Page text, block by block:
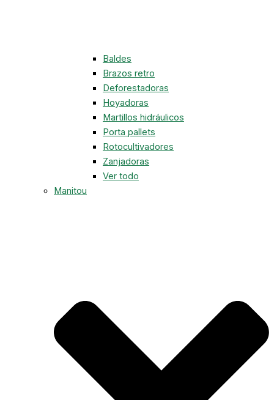
Baldes
Brazos retro
Deforestadoras
Hoyadoras
Martillos hidráulicos
Porta pallets
Rotocultivadores
Zanjadoras
Ver todo
Manitou